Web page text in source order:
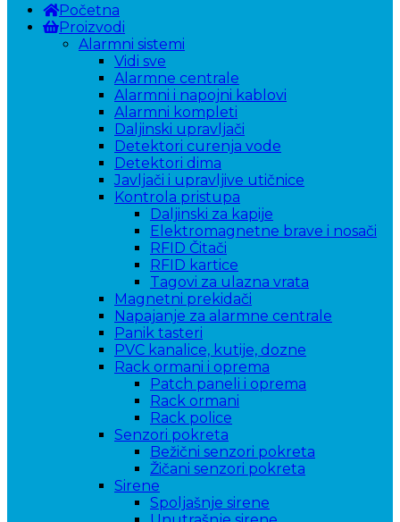
Početna
Proizvodi
Alarmni sistemi
Vidi sve
Alarmne centrale
Alarmni i napojni kablovi
Alarmni kompleti
Daljinski upravljači
Detektori curenja vode
Detektori dima
Javljači i upravljive utičnice
Kontrola pristupa
Daljinski za kapije
Elektromagnetne brave i nosači
RFID Čitači
RFID kartice
Tagovi za ulazna vrata
Magnetni prekidači
Napajanje za alarmne centrale
Panik tasteri
PVC kanalice, kutije, dozne
Rack ormani i oprema
Patch paneli i oprema
Rack ormani
Rack police
Senzori pokreta
Bežični senzori pokreta
Žičani senzori pokreta
Sirene
Spoljašnje sirene